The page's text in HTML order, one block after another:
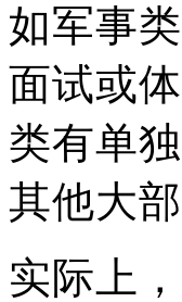
如军事
面试或
类有单
其他大
实际上